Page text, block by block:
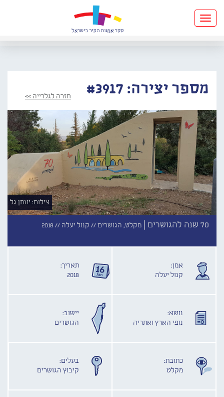
Toggle
navigation
מספר יצירה: #3917 חזרה לגלרייה >>
צילום: יונתן גל
70 שנה להגושרים | מקלט, הגושרים // קנול יעלה // 2018
אמן:
קנול יעלה
תאריך:
2018
נושא:
נופי הארץ ואתריה
יישוב:
הגושרים
כתובת:
מקלט
בעלים:
קיבוץ הגושרים